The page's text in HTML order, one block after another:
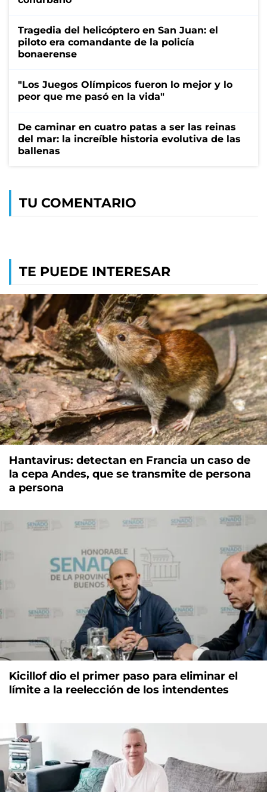
Tragedia del helicóptero en San Juan: el
piloto era comandante de la policía
bonaerense
"Los Juegos Olímpicos fueron lo mejor y lo
peor que me pasó en la vida"
De caminar en cuatro patas a ser las reinas
del mar: la increíble historia evolutiva de las
ballenas
TU COMENTARIO
TE PUEDE INTERESAR
Hantavirus: detectan en Francia un caso de
la cepa Andes, que se transmite de persona
a persona
Kicillof dio el primer paso para eliminar el
límite a la reelección de los intendentes